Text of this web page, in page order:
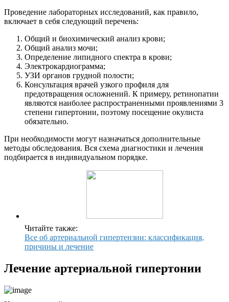
Проведение лабораторных исследований, как правило,
включает в себя следующий перечень:
Общий и биохимический анализ крови;
Общий анализ мочи;
Определение липидного спектра в крови;
Электрокардиограмма;
УЗИ органов грудной полости;
Консультация врачей узкого профиля для
предотвращения осложнений. К примеру, ретинопатии
являются наиболее распространенными проявлениями 3
степени гипертонии, поэтому посещение окулиста
обязательно.
При необходимости могут назначаться дополнительные
методы обследования. Вся схема диагностики и лечения
подбирается в индивидуальном порядке.
Читайте также:
Все об артериальной гипертензии: классификация,
причины и лечение
Лечение артериальной гипертонии